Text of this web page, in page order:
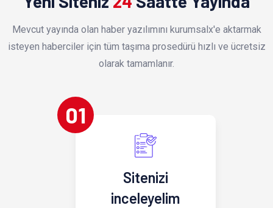
Mevcut yayında olan haber yazılımını kurumsalx'e aktarmak
isteyen haberciler için tüm taşıma prosedürü hızlı ve ücretsiz
olarak tamamlanır.
01
Sitenizi
inceleyelim